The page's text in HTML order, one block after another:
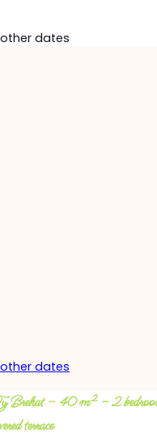
dates
dates
Brehat – 40 m² – 2
terrace